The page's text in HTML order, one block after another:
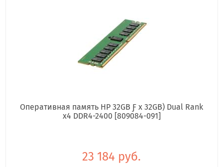
Оперативная память HP 32GB Ƒ x 32GB) Dual Rank
x4 DDR4-2400 [809084-091]
23 184 руб.